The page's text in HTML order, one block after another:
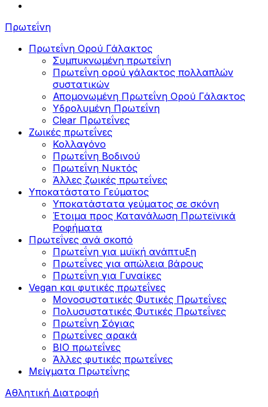
Πρωτεΐνη
Πρωτεΐνη Ορού Γάλακτος
Συμπυκνωμένη πρωτεΐνη
Πρωτεΐνη ορού γάλακτος πολλαπλών
συστατικών
Απομονωμένη Πρωτεΐνη Ορού Γάλακτος
Υδρολυμένη Πρωτεΐνη
Clear Πρωτεΐνες
Ζωικές πρωτεΐνες
Κολλαγόνο
Πρωτεΐνη Βοδινού
Πρωτεΐνη Νυκτός
Άλλες ζωικές πρωτεΐνες
Υποκατάστατο Γεύματος
Υποκατάστατα γεύματος σε σκόνη
Έτοιμα προς Κατανάλωση Πρωτεϊνικά
Ροφήματα
Πρωτεΐνες ανά σκοπό
Πρωτεΐνη για μυϊκή ανάπτυξη
Πρωτεΐνες για απώλεια βάρους
Πρωτεΐνη για Γυναίκες
Vegan και φυτικές πρωτεΐνες
Μονοσυστατικές Φυτικές Πρωτεΐνες
Πολυσυστατικές Φυτικές Πρωτεΐνες
Πρωτεΐνη Σόγιας
Πρωτεΐνες αρακά
ΒIO πρωτεΐνες
Άλλες φυτικές πρωτεΐνες
Μείγματα Πρωτεΐνης
Αθλητική Διατροφή